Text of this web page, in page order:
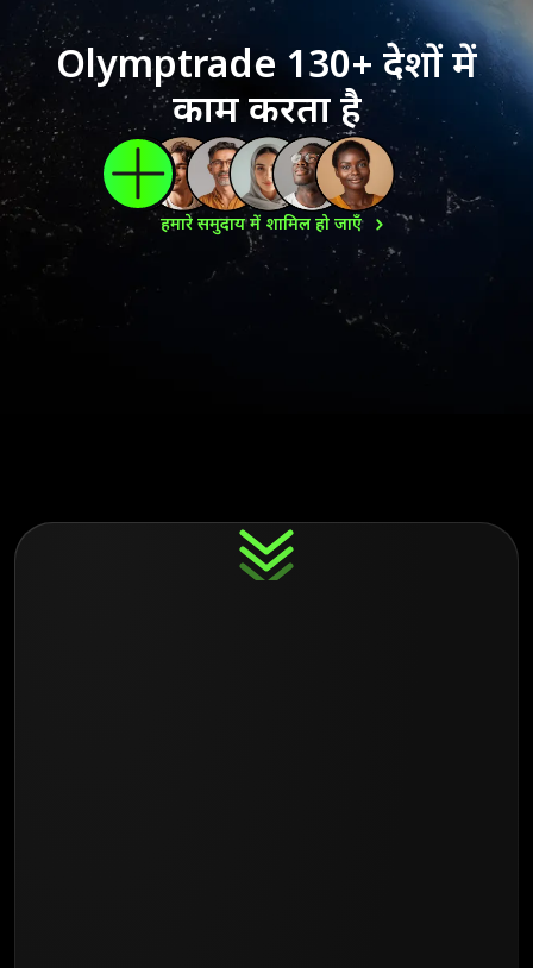
Olymptrade 130+ देशों में
काम करता है
हमारे समुदाय में शामिल हो जाएँ